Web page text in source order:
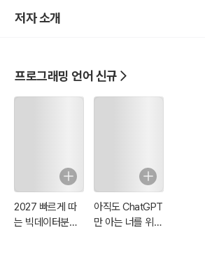
저자 소개
프로그래밍 언어 신규
2027 빠르게 따
는 빅데이터분석
아직도 ChatGPT
만 아는 너를 위